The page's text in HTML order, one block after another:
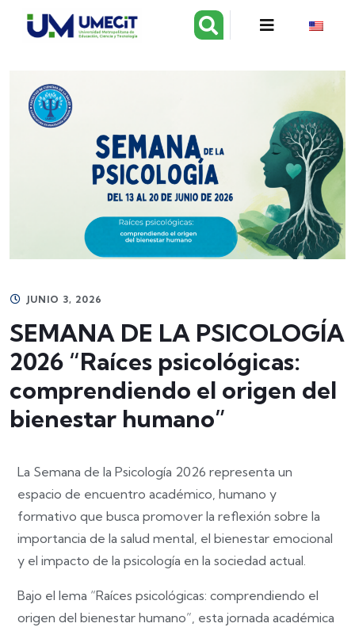
JUNIO 3, 2026
SEMANA DE LA PSICOLOGÍA
2026 “Raíces psicológicas:
comprendiendo el origen del
bienestar humano”
La Semana de la Psicología 2026 representa un
espacio de encuentro académico, humano y
formativo que busca promover la reflexión sobre la
importancia de la salud mental, el bienestar emocional
y el impacto de la psicología en la sociedad actual.
Bajo el lema “Raíces psicológicas: comprendiendo el
origen del bienestar humano”, esta jornada académica